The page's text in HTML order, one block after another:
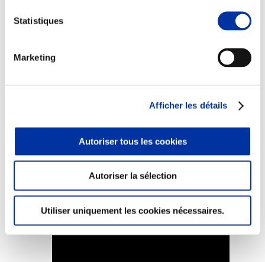
Statistiques
Marketing
Afficher les détails
Autoriser tous les cookies
Autoriser la sélection
Utiliser uniquement les cookies nécessaires.
Alimentation de qualité, raisonnée et durable